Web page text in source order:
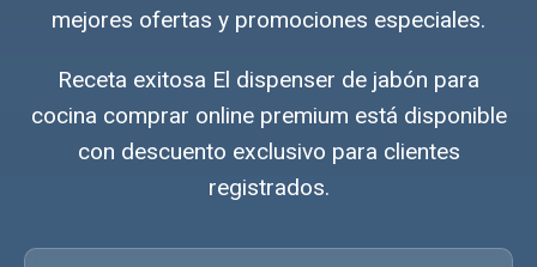
mejores ofertas y promociones especiales.
Receta exitosa El dispenser de jabón para
cocina comprar online premium está disponible
con descuento exclusivo para clientes
registrados.